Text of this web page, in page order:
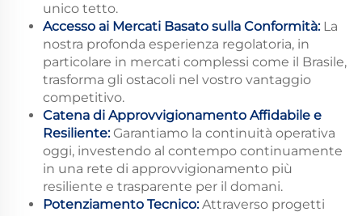
unico tetto.
Accesso ai Mercati Basato sulla Conformità: La
nostra profonda esperienza regolatoria, in
particolare in mercati complessi come il Brasile,
trasforma gli ostacoli nel vostro vantaggio
competitivo.
Catena di Approvvigionamento Affidabile e
Resiliente: Garantiamo la continuità operativa
oggi, investendo al contempo continuamente
in una rete di approvvigionamento più
resiliente e trasparente per il domani.
Potenziamento Tecnico:Attraverso progetti